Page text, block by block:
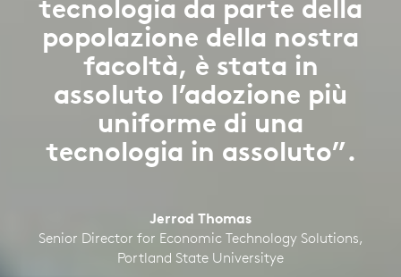
tecnologia da parte della
popolazione della nostra
facoltà, è stata in
assoluto l’adozione più
uniforme di una
tecnologia in assoluto”.
Jerrod Thomas
Senior Director for Economic Technology Solutions,
Portland State Universitye